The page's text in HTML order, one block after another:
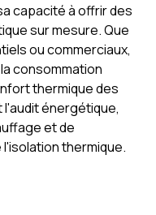
capacité à offrir des
sur mesure. Que
ou commerciaux,
consommation
thermique des
énergétique,
et de
thermique.